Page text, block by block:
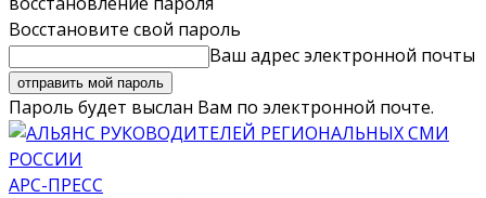
Восстановите свой пароль
Ваш адрес электронной почты
Пароль будет выслан Вам по электронной почте.
АРС-ПРЕСС